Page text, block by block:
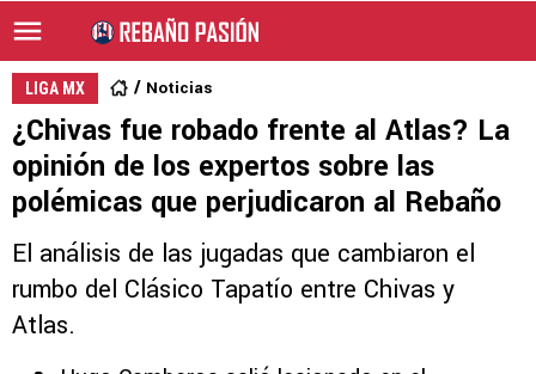
LIGA MX Noticias
¿Chivas fue robado frente al Atlas? La
opinión de los expertos sobre las
polémicas que perjudicaron al Rebaño
El análisis de las jugadas que cambiaron el
rumbo del Clásico Tapatío entre Chivas y
Atlas.